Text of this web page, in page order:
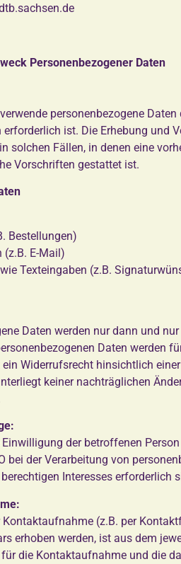
Personenbezogener Daten
personenbezogene
erforderlich ist. Die Erhebung und
solchen Fällen, in denen eine
Vorschriften gestattet ist.
Bestellungen)
E-Mail)
Texteingaben (z.B.
Daten werden nur dann und
Daten werden
ein Widerrufsrecht hinsichtlich
keiner nachträglichen
der betroffenen
bei der Verarbeitung von
Interesses erforderlich
Kontaktaufnahme (z.B. per
erhoben werden, ist aus dem
die Kontaktaufnahme und die